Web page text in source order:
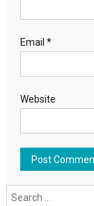
Email *
Website